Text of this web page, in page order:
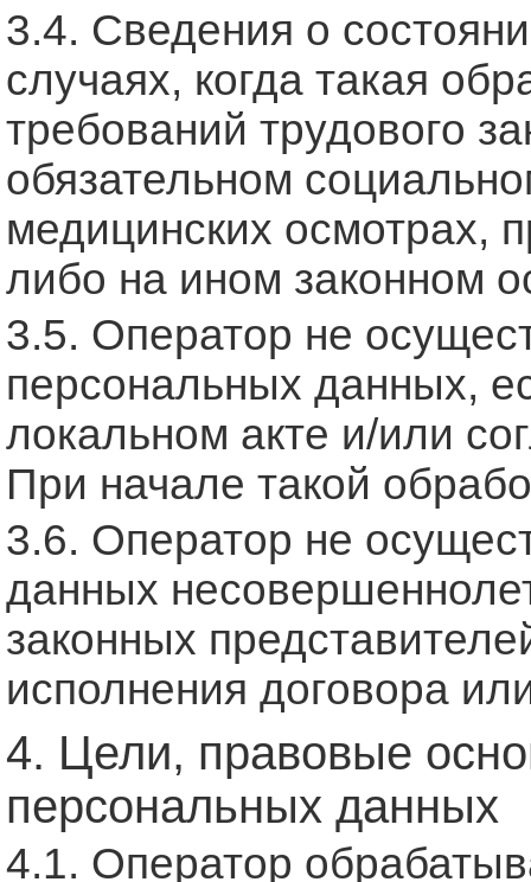
3.4. Сведения о
случаях, когда такая
требований трудового
обязательном
медицинских осмотрах,
либо на ином законном
3.5. Оператор не
персональных данных,
локальном акте и/или
При начале такой
3.6. Оператор не
данных
законных
исполнения договора
4. Цели, правовые
персональных данных
4.1. Оператор